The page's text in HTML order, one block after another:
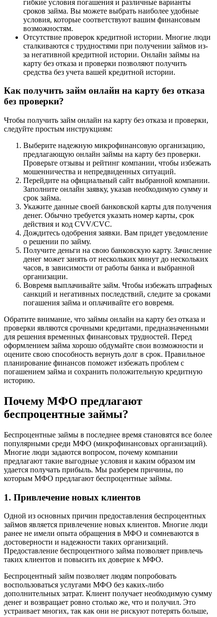
гибкие условия погашения и различные варианты
сроков займа. Вы можете выбрать наиболее удобные
условия, которые соответствуют вашим финансовым
возможностям.
Отсутствие проверок кредитной истории. Многие люди
сталкиваются с трудностями при получении займов из-
за негативной кредитной истории. Онлайн займы на
карту без отказа и проверки позволяют получить
средства без учета вашей кредитной истории.
Как получить займ онлайн на карту без отказа
без проверки?
Чтобы получить займ онлайн на карту без отказа и проверки,
следуйте простым инструкциям:
Выберите надежную микрофинансовую организацию,
предлагающую онлайн займы на карту без проверки.
Проверьте отзывы и рейтинг компании, чтобы избежать
мошенничества и непредвиденных ситуаций.
Перейдите на официальный сайт выбранной компании.
Заполните онлайн заявку, указав необходимую сумму и
срок займа.
Укажите данные своей банковской карты для получения
денег. Обычно требуется указать номер карты, срок
действия и код CVV/CVC.
Дождитесь одобрения заявки. Вам придет уведомление
о решении по займу.
Получите деньги на свою банковскую карту. Зачисление
денег может занять от нескольких минут до нескольких
часов, в зависимости от работы банка и выбранной
организации.
Вовремя выплачивайте займ. Чтобы избежать штрафных
санкций и негативных последствий, следите за сроками
погашения займа и оплачивайте его вовремя.
Обратите внимание, что займы онлайн на карту без отказа и
проверки являются срочными кредитами, предназначенными
для решения временных финансовых трудностей. Перед
оформлением займа хорошо обдумайте свои возможности и
оцените свою способность вернуть долг в срок. Правильное
планирование финансов поможет избежать проблем с
погашением займа и сохранить положительную кредитную
историю.
Почему МФО предлагают
беспроцентные займы?
Беспроцентные займы в последнее время становятся все более
популярными среди МФО (микрофинансовых организаций).
Многие люди задаются вопросом, почему компании
предлагают такие выгодные условия и каким образом им
удается получать прибыль. Мы разберем причины, по
которым МФО предлагают беспроцентные займы.
1. Привлечение новых клиентов
Одной из основных причин предоставления беспроцентных
займов является привлечение новых клиентов. Многие люди
ранее не имели опыта обращения в МФО и сомневаются в
достоверности и надежности таких организаций.
Предоставление беспроцентного займа позволяет привлечь
таких клиентов и повысить их доверие к МФО.
Беспроцентный займ позволяет людям попробовать
воспользоваться услугами МФО без каких-либо
дополнительных затрат. Клиент получает необходимую сумму
денег и возвращает ровно столько же, что и получил. Это
устраивает многих, так как они не рискуют потерять больше,